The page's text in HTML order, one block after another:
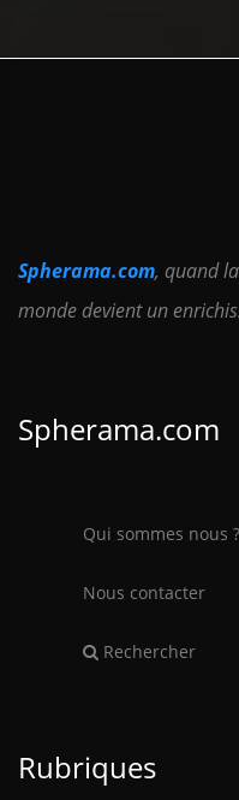
Spherama.com, quand
monde devient un
Spherama.com
Qui sommes nous ?
Nous contacter
Rechercher
Rubriques